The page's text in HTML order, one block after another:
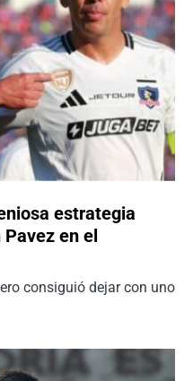
estrategia
en el
consiguió dejar con uno